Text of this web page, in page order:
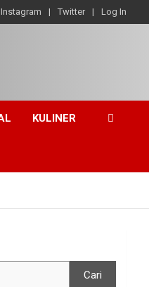
Instagram Twitter Log In
KULINER
Cari